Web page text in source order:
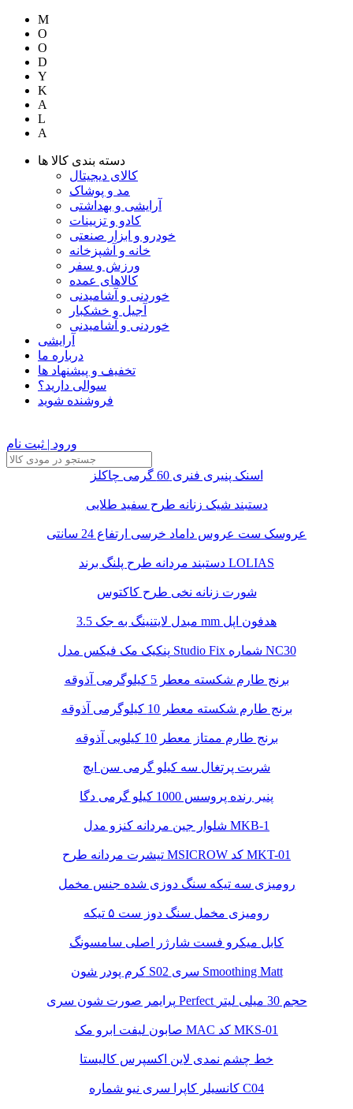
M
O
O
D
Y
K
A
L
A
دسته بندی کالا ها
کالای دیجیتال
مد و پوشاک
آرایشی و بهداشتی
کادو و تزیینات
خودرو و ابزار صنعتی
خانه و آشپزخانه
ورزش و سفر
کالاهای عمده
خوردنی و آشامیدنی
آجیل و خشکبار
خوردنی و آشامیدنی
آرایشی
درباره ما
تخفیف و پیشنهاد ها
سوالی دارید؟
فروشنده شوید
ورود | ثبت نام
اسنک پنیری فنری 60 گرمی چاکلز
دستبند شیک زنانه طرح سفید طلایی
عروسک ست عروس داماد خرسی ارتفاع 24 سانتی
دستبند مردانه طرح پلنگ برند LOLIAS
شورت زنانه نخی طرح کاکتوس
مبدل لایتنینگ به جک 3.5 mm هدفون اپل
پنکیک مک فیکس مدل Studio Fix شماره NC30
برنج طارم شکسته معطر 5 کیلوگرمی آذوقه
برنج طارم شکسته معطر 10 کیلوگرمی آذوقه
برنج طارم ممتاز معطر 10 کیلویی آذوقه
شربت پرتغال سه کیلو گرمی سن ایچ
پنیر رنده پروسس 1000 کیلو گرمی دگا
شلوار جین مردانه کنزو مدل MKB-1
تیشرت مردانه طرح MSICROW کد MKT-01
رومیزی سه تیکه سنگ دوزی شده جنس مخمل
رومیزی مخمل سنگ دوز ست ۵ تیکه
کابل میکرو فست شارژر اصلی سامسونگ
کرم پودر شون S02 سری Smoothing Matt
پرایمر صورت شون سری Perfect حجم 30 میلی لیتر
صابون لیفت ابرو مک MAC کد MKS-01
خط چشم نمدی لاین اکسپرس کالیستا
کانسیلر کاپرا سری نیو شماره C04